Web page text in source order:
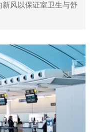
风以保证室卫生与舒